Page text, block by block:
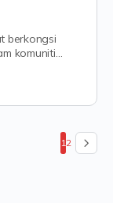
berkongsi
komuniti
1 2